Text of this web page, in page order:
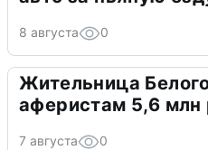
8 августа 0
Жительница
аферистам 5,6 млн
7 августа 0